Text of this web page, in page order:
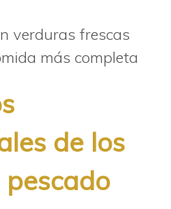
verduras frescas
más completa
de los